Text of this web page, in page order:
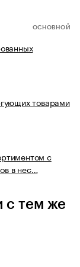
ОСНОВНОЙ
товарами
с
в нес…
с тем же